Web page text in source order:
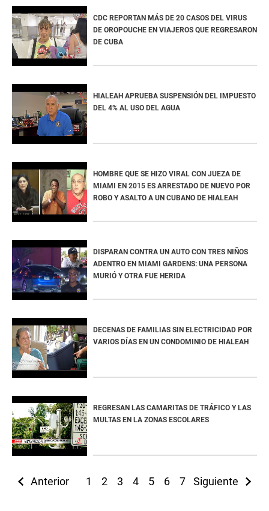
CDC REPORTAN MÁS DE 20 CASOS DEL VIRUS
DE OROPOUCHE EN VIAJEROS QUE REGRESARON
DE CUBA
HIALEAH APRUEBA SUSPENSIÓN DEL IMPUESTO
DEL 4% AL USO DEL AGUA
HOMBRE QUE SE HIZO VIRAL CON JUEZA DE
MIAMI EN 2015 ES ARRESTADO DE NUEVO POR
ROBO Y ASALTO A UN CUBANO DE HIALEAH
DISPARAN CONTRA UN AUTO CON TRES NIÑOS
ADENTRO EN MIAMI GARDENS: UNA PERSONA
MURIÓ Y OTRA FUE HERIDA
DECENAS DE FAMILIAS SIN ELECTRICIDAD POR
VARIOS DÍAS EN UN CONDOMINIO DE HIALEAH
REGRESAN LAS CAMARITAS DE TRÁFICO Y LAS
MULTAS EN LA ZONAS ESCOLARES
Anterior 1 2 3 4 5 6 7 8 9 10 11
Siguiente